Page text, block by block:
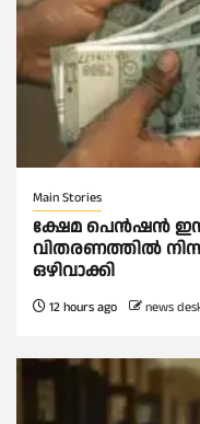
Main Stories
ക്ഷേമ പെൻഷൻ ഇനി
വിതരണത്തില്‍
ഒഴിവാക്കി
12 hours ago news